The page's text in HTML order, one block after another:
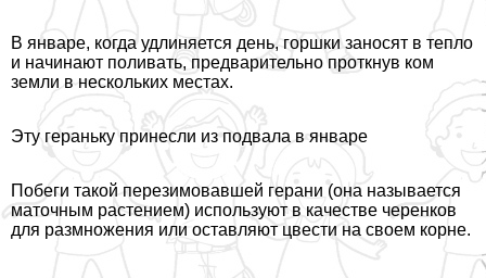
В январе, когда удлиняется день, горшки заносят в тепло
и начинают поливать, предварительно проткнув ком
земли в нескольких местах.
Эту гераньку принесли из подвала в январе
Побеги такой перезимовавшей герани (она называется
маточным растением) используют в качестве черенков
для размножения или оставляют цвести на своем корне.